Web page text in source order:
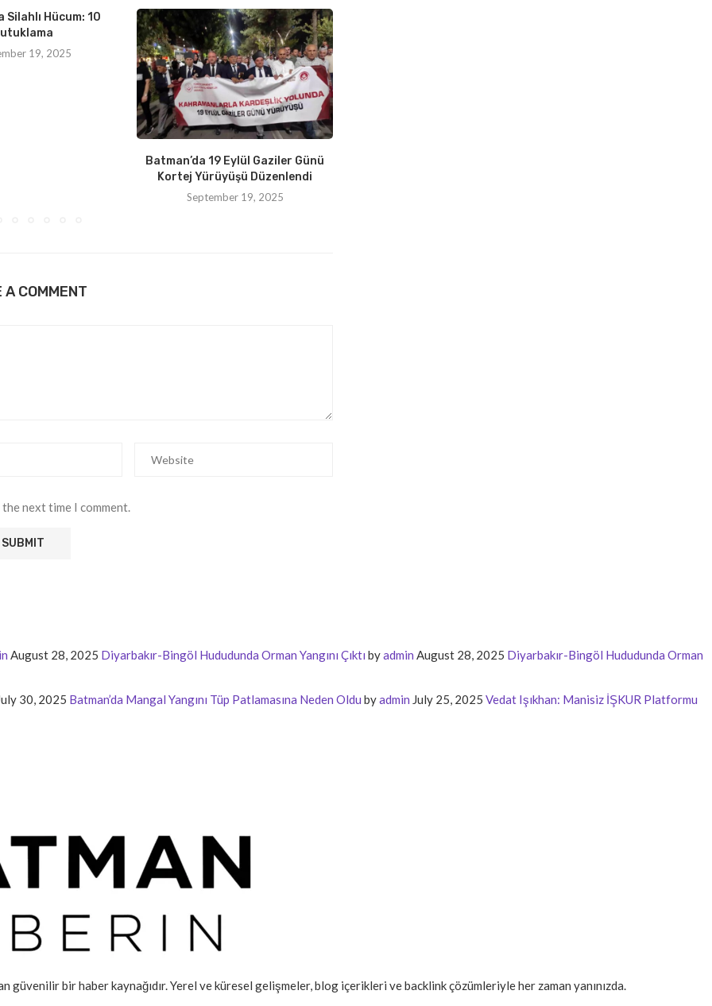
Silahlı Hücum: 10
19, 2025
Batman’da 19 Eylül Gaziler Günü
Kortej Yürüyüşü Düzenlendi
September 19, 2025
A COMMENT
next time I comment.
August 28, 2025 Diyarbakır-Bingöl Hududunda Orman Yangını Çıktı byadmin August 28, 2025 Diyarbakır-Bingöl Hududunda Orman
30, 2025 Batman’da Mangal Yangını Tüp Patlamasına Neden Oldu byadmin July 25, 2025 Vedat Işıkhan: Manisiz İŞKUR Platformu
güvenilir bir haber kaynağıdır. Yerel ve küresel gelişmeler, blog içerikleri ve backlink çözümleriyle her zaman yanınızda.